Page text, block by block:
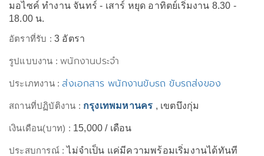
มอไซค์ ทำงาน จันทร์ - เสาร์ หยุด อาทิตย์เริ่มงาน 8.30 -
18.00 น.
อัตราที่รับ : 3 อัตรา
รูปแบบงาน :พนักงานประจำ
ประเภทงาน :ส่งเอกสาร พนักงานขับรถ ขับรถส่งของ
สถานที่ปฏิบัติงาน : กรุงเทพมหานคร , เขตบึงกุ่ม
เงินเดือน(บาท) : 15,000 / เดือน
ประสบการณ์ :ไม่จำเป็น แค่มีความพร้อมเริ่มงานได้ทันที